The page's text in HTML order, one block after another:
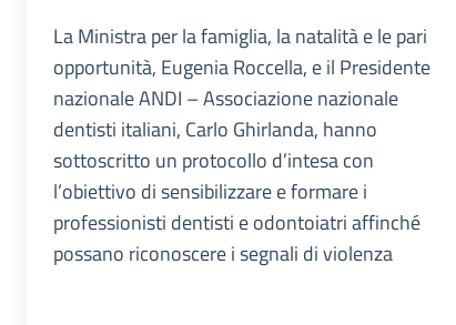
La Ministra per la famiglia, la natalità e le pari
opportunità, Eugenia Roccella, e il Presidente
nazionale ANDI – Associazione nazionale
dentisti italiani, Carlo Ghirlanda, hanno
sottoscritto un protocollo d’intesa con
l’obiettivo di sensibilizzare e formare i
professionisti dentisti e odontoiatri affinché
possano riconoscere i segnali di violenza